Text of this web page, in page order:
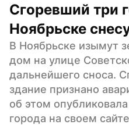
Сгоревший три
Ноябрьске
В Ноябрьске изымут
дом на улице
дальнейшего сноса.
здание признано
об этом
города на своем